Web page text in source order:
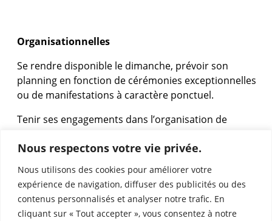
Nous respectons votre vie privée.
Nous utilisons des cookies pour améliorer votre
expérience de navigation, diffuser des publicités ou des
contenus personnalisés et analyser notre trafic. En
cliquant sur « Tout accepter », vous consentez à notre
Organisationnelles
Se rendre disponible le dimanche, prévoir son
planning en fonction de cérémonies exceptionnelles
ou de manifestations à caractère ponctuel.
Tenir ses engagements dans l’organisation de
Si vous êtes intéressé(e), merci de postuler en